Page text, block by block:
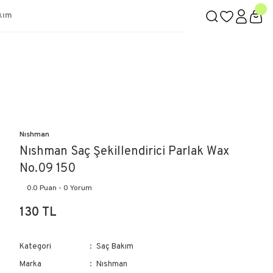
Nıshman
Nıshman Saç Şekillendirici Parlak Wax
No.09 150
0.0 Puan - 0 Yorum
130 TL
Kategori
Saç Bakım
Marka
Nıshman